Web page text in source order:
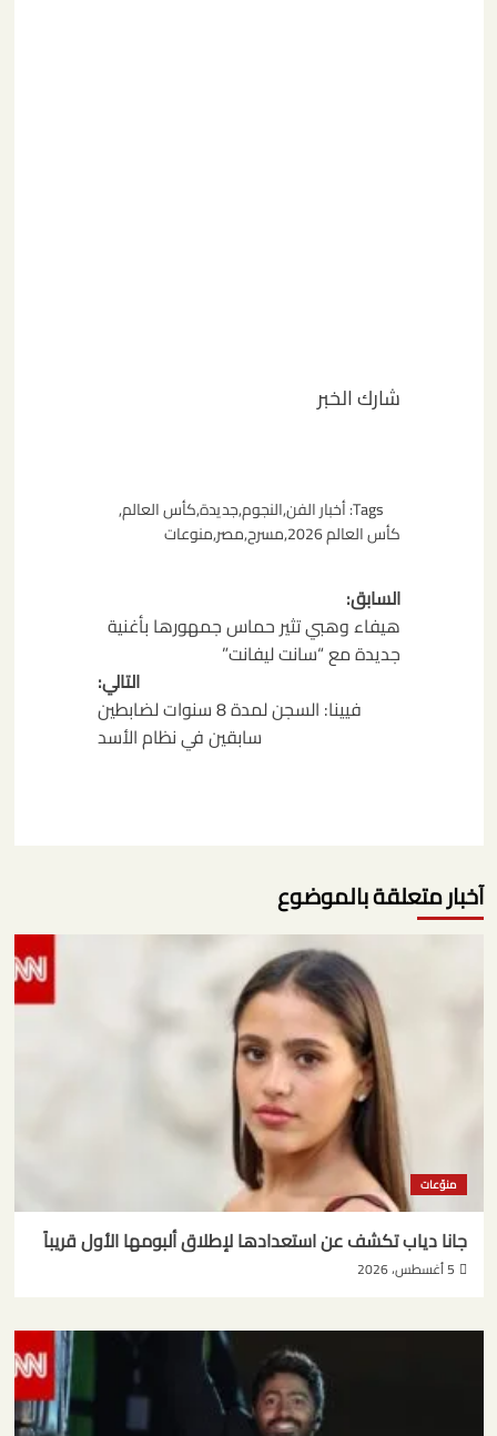
شارك الخبر
Tags: أخبار الفن,النجوم,جديدة,كأس العالم,
كأس العالم 2026
,مسرح,مصر,منوعات
تصفّح
المقالات
السابق:
هيفاء وهبي تثير حماس جمهورها بأغنية
جديدة مع “سانت ليفانت”
التالي:
فيينا: السجن لمدة 8 سنوات لضابطين
سابقين في نظام الأسد
آخبار متعلقة بالموضوع
منوّعات
جانا دياب تكشف عن استعدادها لإطلاق ألبومها الأول قريباً
5 أغسطس، 2026